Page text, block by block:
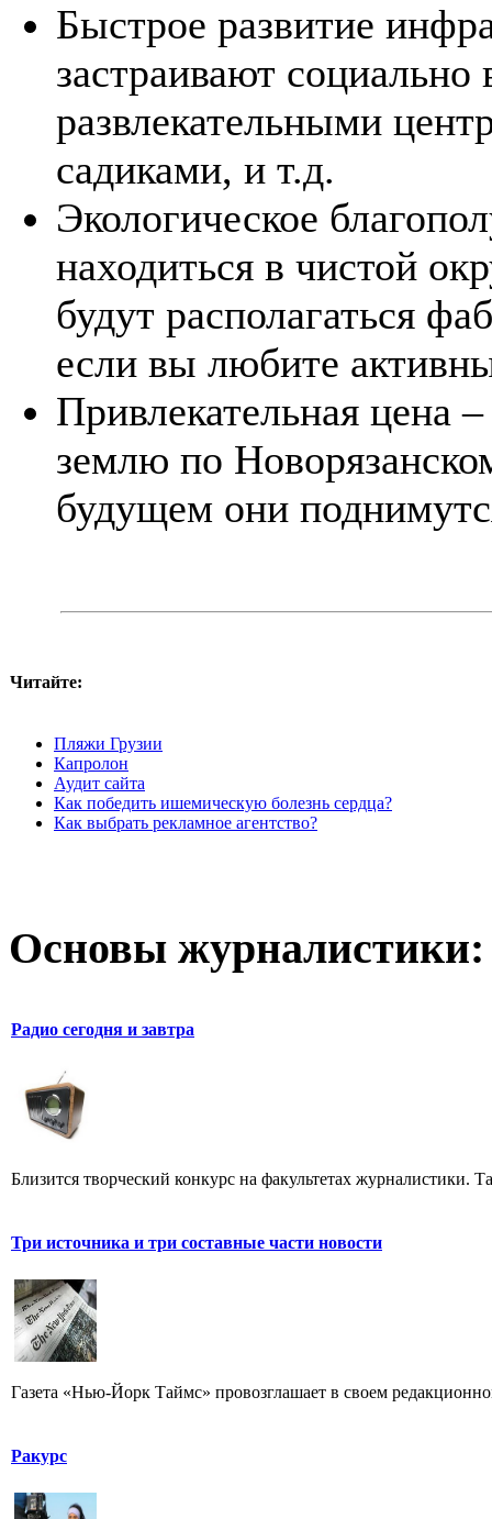
Быстрое развитие
застраивают
развлекательными
садиками, и т.д.
Экологическое
находиться в чистой
будут располагаться
если вы любите
Привлекательная цена
землю по
будущем они
Читайте:
Пляжи Грузии
Капролон
Аудит сайта
Как победить ишемическую болезнь сердца?
Как выбрать рекламное агентство?
Основы журналистики:
Радио сегодня и завтра
Близится творческий конкурс на факультетах
Три источника и три составные части новости
Газета «Нью-Йорк Таймс» провозглашает в своем
Ракурс